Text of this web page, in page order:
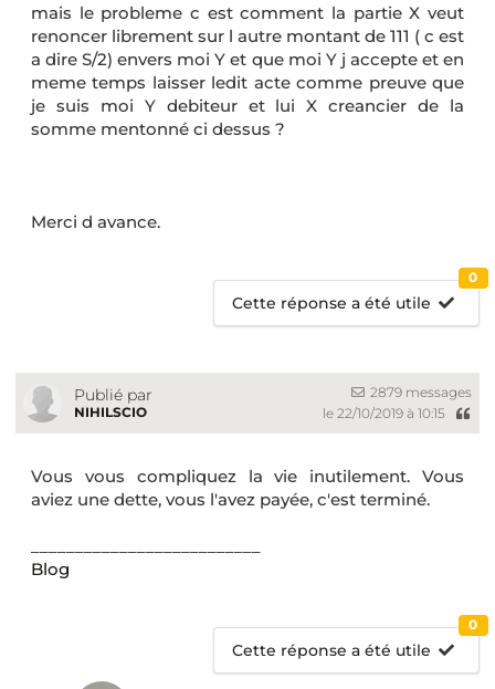
mais le probleme c est comment la partie X veut
renoncer librement sur l autre montant de 111 ( c est
a dire S/2) envers moi Y et que moi Y j accepte et en
meme temps laisser ledit acte comme preuve que
je suis moi Y debiteur et lui X creancier de la
somme mentonné ci dessus ?
Merci d avance.
Cette réponse a été utile
0
Publié par
NIHILSCIO
2879 messages
le 22/10/2019 à 10:15
Vous vous compliquez la vie inutilement. Vous
aviez une dette, vous l'avez payée, c'est terminé.
Blog
Cette réponse a été utile
0